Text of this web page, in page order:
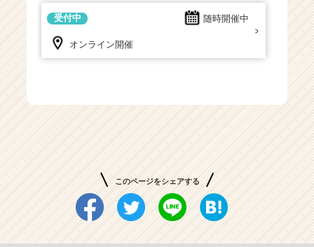
随時開催中
受付中
オンライン開催
このページをシェアする